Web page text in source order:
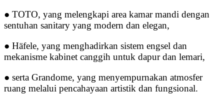
● TOTO, yang melengkapi area kamar mandi dengan
sentuhan sanitary yang modern dan elegan,
● Häfele, yang menghadirkan sistem engsel dan
mekanisme kabinet canggih untuk dapur dan lemari,
● serta Grandome, yang menyempurnakan atmosfer
ruang melalui pencahayaan artistik dan fungsional.